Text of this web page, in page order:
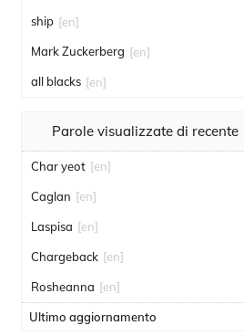
ship [en]
Mark Zuckerberg [en]
all blacks [en]
Parole visualizzate di recente
Char yeot [en]
Caglan [en]
Laspisa [en]
Chargeback [en]
Rosheanna [en]
Ultimo aggiornamento